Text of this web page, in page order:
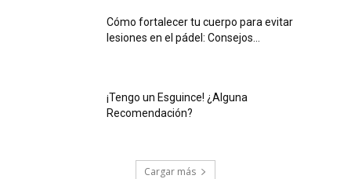
Cómo fortalecer tu cuerpo para evitar
lesiones en el pádel: Consejos...
¡Tengo un Esguince! ¿Alguna
Recomendación?
Cargar más